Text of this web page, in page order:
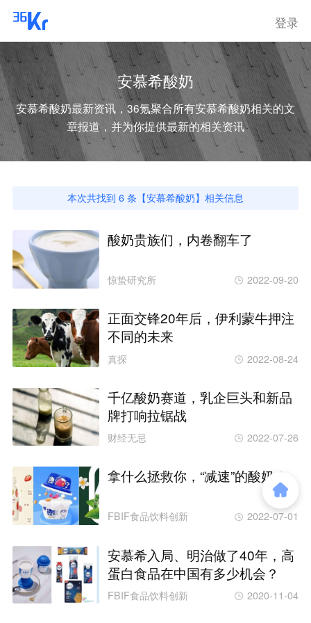
登录
安慕希酸奶
安慕希酸奶最新资讯，36氪聚合所有安慕希酸奶相关的文
章报道，并为你提供最新的相关资讯
本次共找到 6 条【安慕希酸奶】相关信息
酸奶贵族们，内卷翻车了
惊蛰研究所 2022-09-20
正面交锋20年后，伊利蒙牛押注
不同的未来
真探 2022-08-24
千亿酸奶赛道，乳企巨头和新品
牌打响拉锯战
财经无忌 2022-07-26
拿什么拯救你，“减速”的酸奶？
FBIF食品饮料创新 2022-07-01
安慕希入局、明治做了40年，高
蛋白食品在中国有多少机会？
FBIF食品饮料创新 2020-11-04